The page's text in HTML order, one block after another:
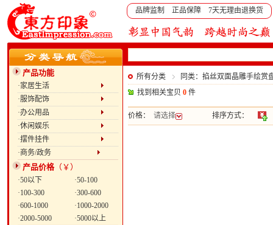
品牌监制 正品保障 7天无理由退换货
产品功能
·家居生活
·服饰配饰
·办公用品
·休闲娱乐
·摆件挂件
·商务/政务
产品价格（￥）
·50以下
·50-100
·100-300
·300-600
·600-1000
·1000-2000
·2000-5000
·5000以上
所有分类
同类：掐丝双面晶雕手绘赏
找到相关宝贝 0 件
价格： 请选择 排序方式：